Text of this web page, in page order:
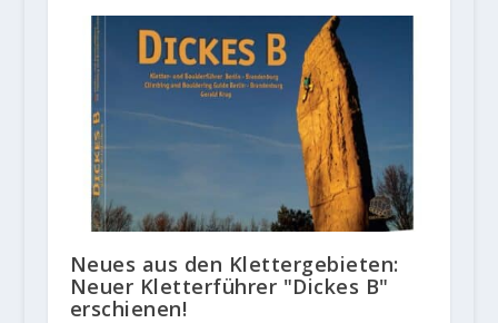
Neues aus den Klettergebieten:
Neuer Kletterführer "Dickes B"
erschienen!